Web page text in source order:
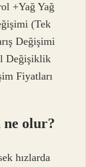
+Yağ Yağ
(Tek
Değişimi
Değişiklik
Fiyatları
ne olur?
hızlarda